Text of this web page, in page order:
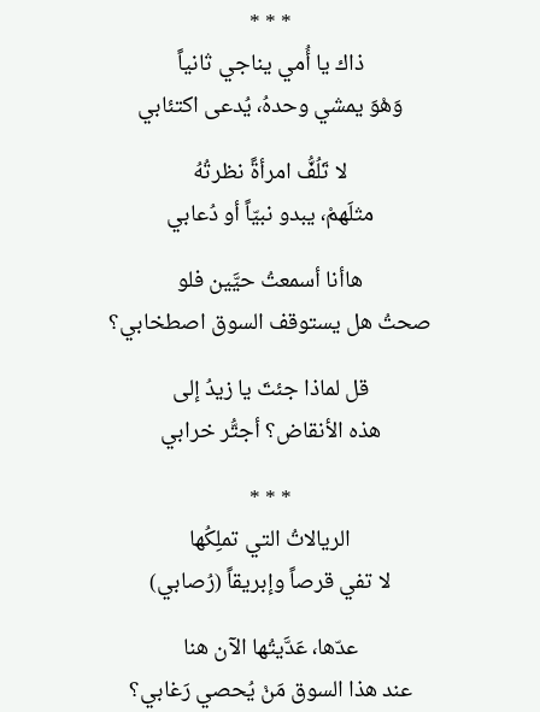
* * *
ذاك يا أُمي يناجي ثانياً
وَهْوَ يمشي وحدهُ، يُدعى اكتئابي
لا تَلُفُّ امرأةً نظرتُهُ
مثلَهمْ، يبدو نبيّاً أو دُعابي
هاأنا أسمعتُ حيَّين فلو
صحتُ هل يستوقف السوق اصطخابي؟
قل لماذا جئتَ يا زيدُ إلى
هذه الأنقاض؟ أجتُّر خرابي
* * *
الريالاتُ التي تملِكُها
لا تفي قرصاً وإبريقاً (رُصابي)
عدّها، عَدَّيتُها الآن هنا
عند هذا السوق مَنْ يُحصي رَغابي؟